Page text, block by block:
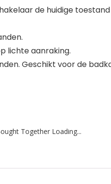
de huidige
lichte aanraking.
Geschikt voor de
Together Loading...